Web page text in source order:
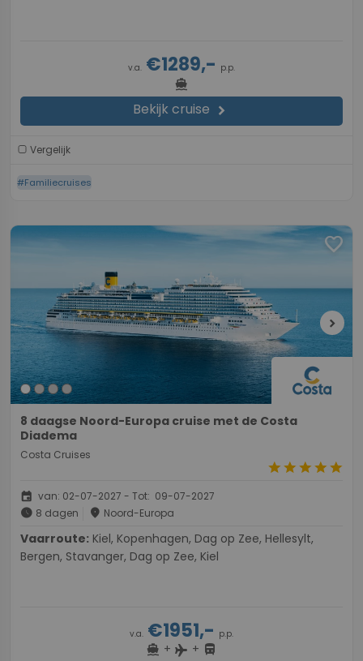
v.a. €1289,- p.p.
directions_boat
Bekijk cruise chevron_right
Vergelijk
#Familiecruises
favorite
chevron_right
8 daagse Noord-Europa cruise met de Costa
Diadema
Costa Cruises
starstarstarstarstar
event van: 02-07-2027 - Tot: 09-07-2027
schedule 8 dagen place Noord-Europa
Vaarroute:
Bergen, Stavanger, Dag op Zee, Kiel
v.a. €1951,- p.p.
directions_boat + flight + directions_bus